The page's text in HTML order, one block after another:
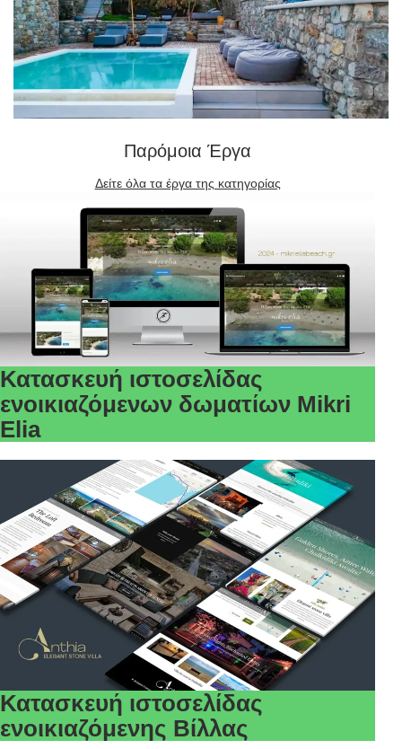
Παρόμοια Έργα
Δείτε όλα τα έργα της κατηγορίας
Κατασκευή ιστοσελίδας
ενοικιαζόμενων δωματίων Mikri
Elia
Κατασκευή ιστοσελίδας
ενοικιαζόμενης Βίλλας